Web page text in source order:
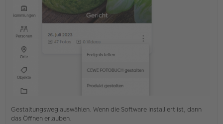
Gestaltungsweg auswählen. Wenn die Software installiert ist, dann
das Öffnen erlauben.